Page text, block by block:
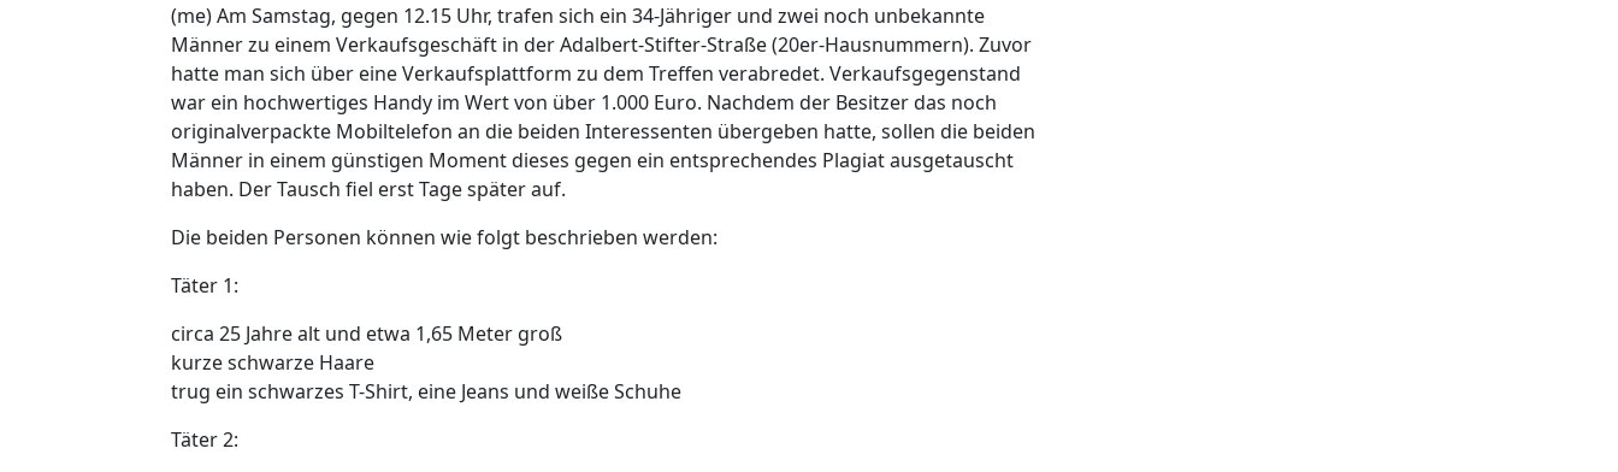
(me) Am Samstag, gegen 12.15 Uhr, trafen sich ein 34-Jähriger und zwei noch unbekannte
Männer zu einem Verkaufsgeschäft in der Adalbert-Stifter-Straße (20er-Hausnummern). Zuvor
hatte man sich über eine Verkaufsplattform zu dem Treffen verabredet. Verkaufsgegenstand
war ein hochwertiges Handy im Wert von über 1.000 Euro. Nachdem der Besitzer das noch
originalverpackte Mobiltelefon an die beiden Interessenten übergeben hatte, sollen die beiden
Männer in einem günstigen Moment dieses gegen ein entsprechendes Plagiat ausgetauscht
haben. Der Tausch fiel erst Tage später auf.
Die beiden Personen können wie folgt beschrieben werden:
Täter 1:
circa 25 Jahre alt und etwa 1,65 Meter groß
kurze schwarze Haare
trug ein schwarzes T-Shirt, eine Jeans und weiße Schuhe
Täter 2: